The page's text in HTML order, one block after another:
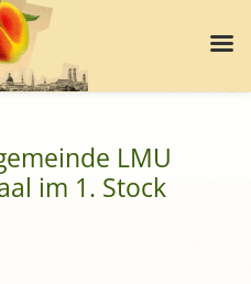
LMU
im 1. Stock